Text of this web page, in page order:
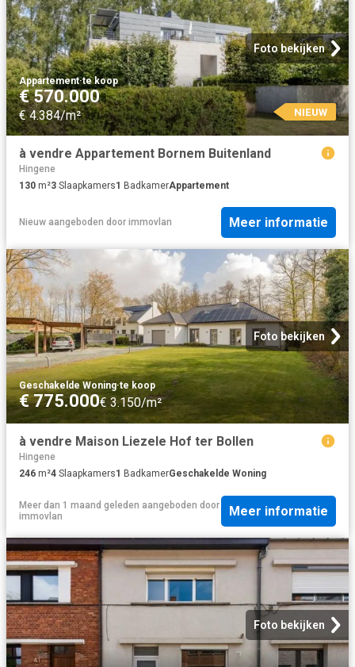
Foto bekijken
Appartement·te koop
€ 570.000
€ 4.384/m² NIEUW
à vendre Appartement Bornem Buitenland
Hingene
130 m²3 Slaapkamers1 BadkamerAppartement
Nieuw aangeboden door immovlan Meer informatie
Foto bekijken
Geschakelde Woning·te koop
€ 775.000€ 3.150/m²
à vendre Maison Liezele Hof ter Bollen
Hingene
246 m²4 Slaapkamers1 BadkamerGeschakelde Woning
Meer dan 1 maand geleden aangeboden door
immovlan
Meer informatie
Foto bekijken